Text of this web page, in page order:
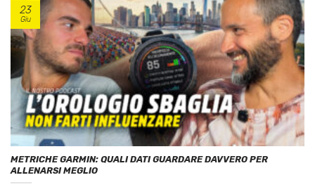
METRICHE GARMIN: QUALI DATI GUARDARE DAVVERO PER
ALLENARSI MEGLIO
23
Giu